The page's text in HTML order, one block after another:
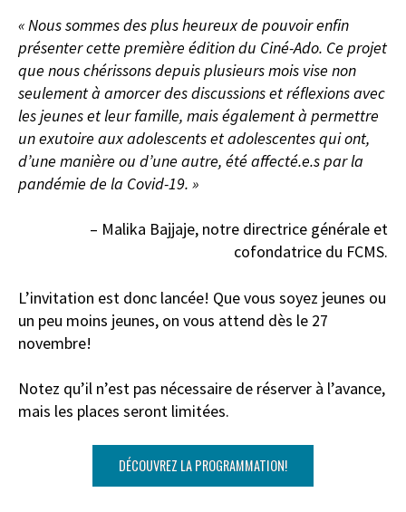
« Nous sommes des plus heureux de pouvoir enfin
présenter cette première édition du Ciné-Ado. Ce projet
que nous chérissons depuis plusieurs mois vise non
seulement à amorcer des discussions et réflexions avec
les jeunes et leur famille, mais également à permettre
un exutoire aux adolescents et adolescentes qui ont,
d’une manière ou d’une autre, été affecté.e.s par la
pandémie de la Covid-19. »
– Malika Bajjaje, notre directrice générale et
cofondatrice du FCMS.
L’invitation est donc lancée! Que vous soyez jeunes ou
un peu moins jeunes, on vous attend dès le 27
novembre!
Notez qu’il n’est pas nécessaire de réserver à l’avance,
mais les places seront limitées.
DÉCOUVREZ LA PROGRAMMATION!